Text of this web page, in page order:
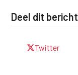
Deel dit bericht
Twitter